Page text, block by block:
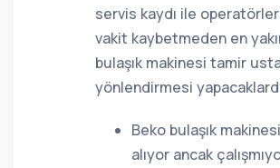
servis kaydı ile
vakit kaybetmeden en
bulaşık makinesi tamir
yönlendirmesi
Beko bulaşık
alıyor ancak